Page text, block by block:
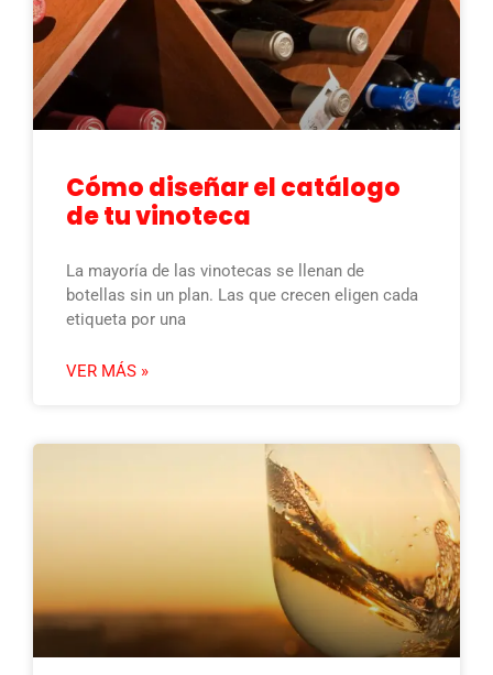
Cómo diseñar el catálogo
de tu vinoteca
La mayoría de las vinotecas se llenan de
botellas sin un plan. Las que crecen eligen cada
etiqueta por una
VER MÁS »